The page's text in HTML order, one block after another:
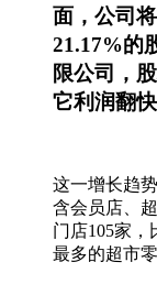
面，公司
21.17%的
限公司，
它利润翻
这一增长趋
含会员店、
门店105家
最多的超市